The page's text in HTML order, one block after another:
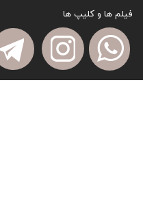
فیلم ها و کلیپ ها